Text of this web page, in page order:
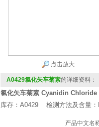
点击放大
A0429氯化矢车菊素的详细资料：
氯化矢车菊素 Cyanidin Chloride
库存：A0429 检测方法及含量
产品中文名